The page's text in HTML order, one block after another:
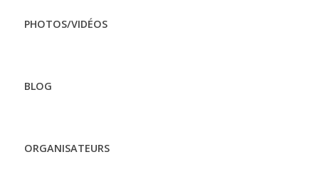
PHOTOS/VIDÉOS
BLOG
ORGANISATEURS